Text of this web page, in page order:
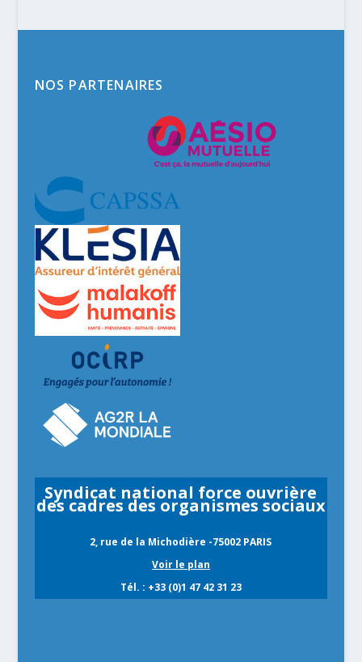
NOS PARTENAIRES
Syndicat national force ouvrière
des cadres des organismes sociaux
2, rue de la Michodière -75002 PARIS
Voir le plan
Tél. : +33 (0)1 47 42 31 23